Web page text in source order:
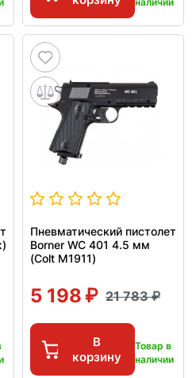
Пневматический пистолет
Borner WC 401 4.5 мм
(Colt M1911)
5 198 21 783
В
корзину
Товар в
наличии